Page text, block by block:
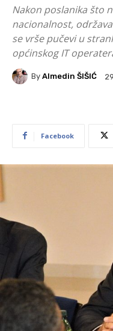
Nakon poslanika što
nacionalnost,
se vrše pučevi u
općinskog IT
By Almedin ŠIŠIĆ
Facebook